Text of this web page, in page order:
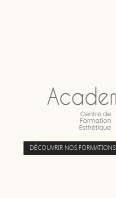
DÉCOUVRIR NOS FORMATIONS